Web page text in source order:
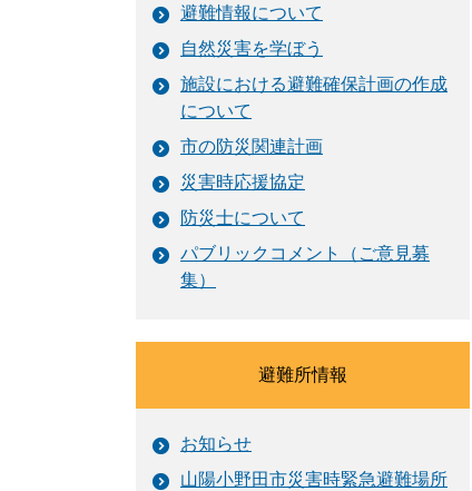
避難情報について
自然災害を学ぼう
施設における避難確保計画の作成
について
市の防災関連計画
災害時応援協定
防災士について
パブリックコメント（ご意見募
集）
避難所情報
お知らせ
山陽小野田市災害時緊急避難場所